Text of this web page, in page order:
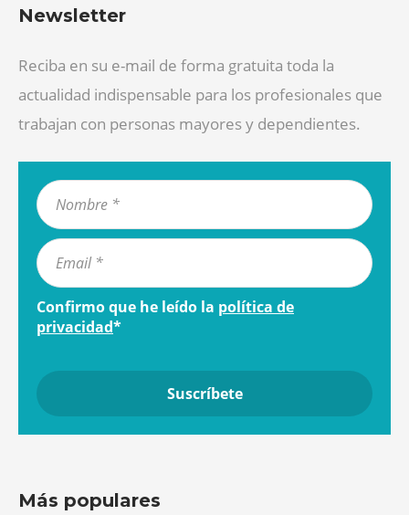
Newsletter
Reciba en su e-mail de forma gratuita toda la
actualidad indispensable para los profesionales que
trabajan con personas mayores y dependientes.
Confirmo que he leído la política de
privacidad*
Más populares